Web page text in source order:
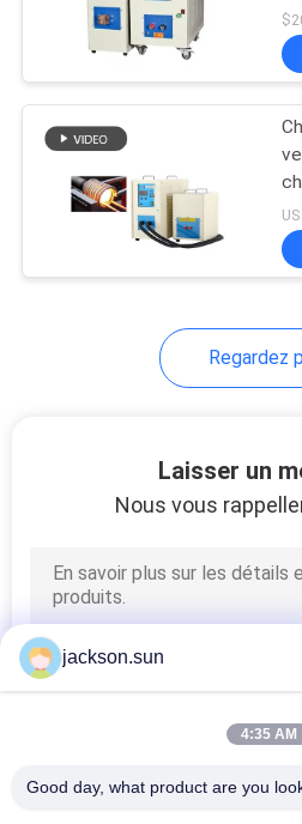
Machine de
chauffage
induction
Ensemble
de fil
Regardez
Laisser un
Nous vous
jackson.sun
4:35 AM
Good day, what product are you